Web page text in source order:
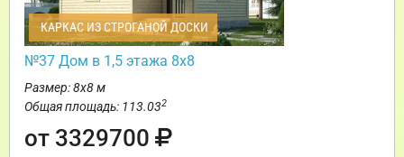
КАРКАС ИЗ СТРОГАНОЙ ДОСКИ
№37 Дом в 1,5 этажа 8х8
Размер: 8х8 м
Общая площадь: 113.032
от 3329700